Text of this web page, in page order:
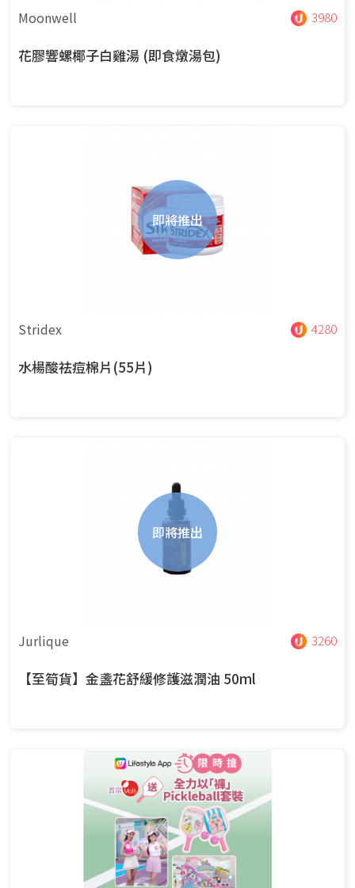
Moonwell 3980
花膠響螺椰子白雞湯 (即食燉湯包)
即將推出
Stridex 4280
水楊酸祛痘棉片(55片)
即將推出
Jurlique 3260
【至筍貨】金盞花舒緩修護滋潤油 50ml